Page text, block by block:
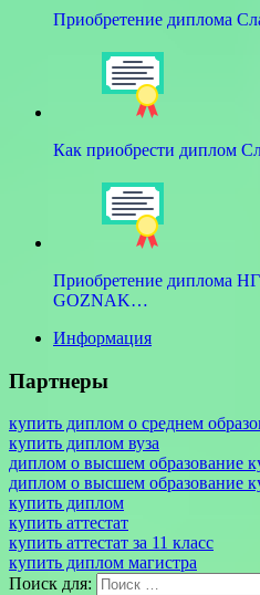
Приобретение диплома
Как приобрести диплом
Приобретение диплома
GOZNAK…
Информация
Партнеры
купить диплом о среднем
купить диплом вуза
диплом о высшем образование
диплом о высшем образование
купить диплом
купить аттестат
купить аттестат за 11 класс
купить диплом магистра
Поиск для: